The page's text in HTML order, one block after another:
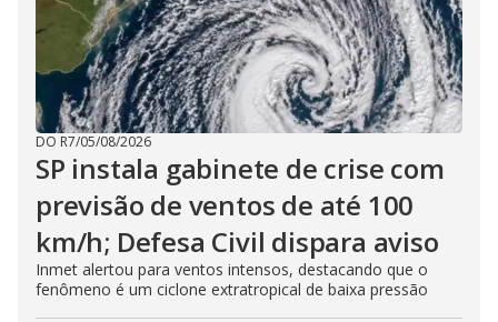
DO R7/05/08/2026
SP instala gabinete de crise com
previsão de ventos de até 100
km/h; Defesa Civil dispara aviso
Inmet alertou para ventos intensos, destacando que o
fenômeno é um ciclone extratropical de baixa pressão